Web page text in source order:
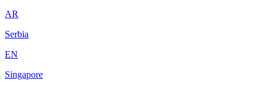
AR
Serbia
EN
Singapore